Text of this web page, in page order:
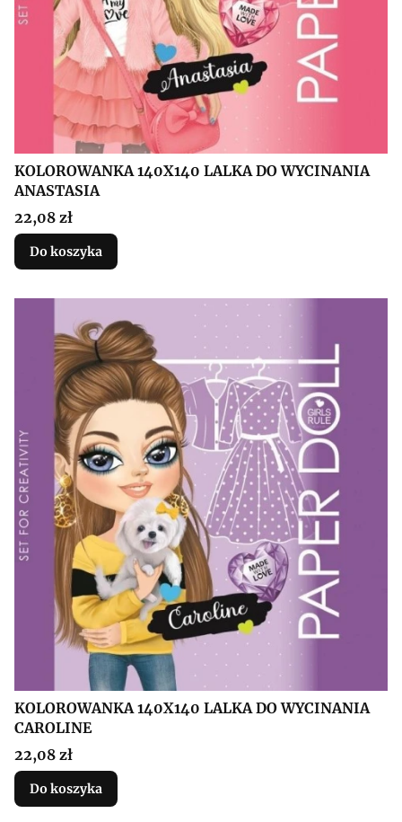
KOLOROWANKA 140X140 LALKA DO WYCINANIA
ANASTASIA
Cena
22,08 zł
Do koszyka
KOLOROWANKA 140X140 LALKA DO WYCINANIA
CAROLINE
Cena
22,08 zł
Do koszyka